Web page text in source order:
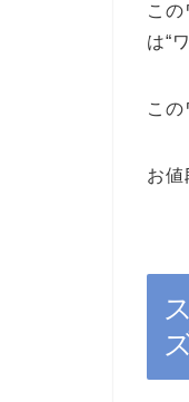
この
は“
この
お値